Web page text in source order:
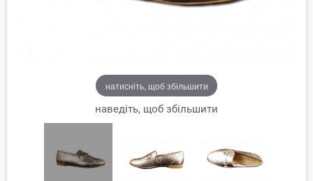
натисніть, щоб збільшити
наведіть, щоб збільшити